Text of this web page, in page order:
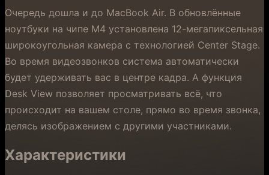
Очередь дошла и до MacBook Air. В обновлённые
ноутбуки на чипе M4 установлена 12-мегапиксельная
широкоугольная камера с технологией Center Stage.
Во время видеозвонков система автоматически
будет удерживать вас в центре кадра. А функция
Desk View позволяет просматривать всё, что
происходит на вашем столе, прямо во время звонка,
делясь изображением с другими участниками.
Характеристики